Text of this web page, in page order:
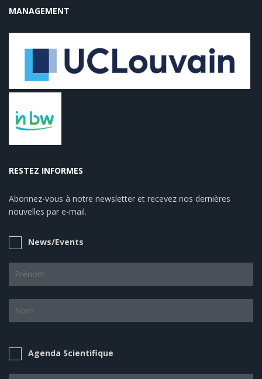
MANAGEMENT
RESTEZ INFORMES
Abonnez-vous à notre newsletter et recevez nos dernières
nouvelles par e-mail.
News/Events
Agenda Scientifique